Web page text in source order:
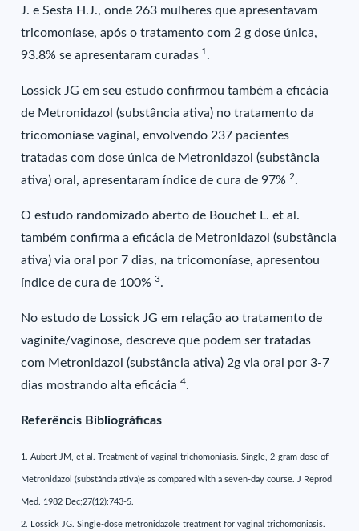
J. e Sesta H.J., onde 263 mulheres que apresentavam
tricomoníase, após o tratamento com 2 g dose única,
93.8% se apresentaram curadas 1 .
Lossick JG em seu estudo confirmou também a eficácia
de Metronidazol (substância ativa) no tratamento da
tricomoníase vaginal, envolvendo 237 pacientes
tratadas com dose única de Metronidazol (substância
ativa) oral, apresentaram índice de cura de 97%2.
O estudo randomizado aberto de Bouchet L. et al.
também confirma a eficácia de Metronidazol (substância
ativa) via oral por 7 dias, na tricomoníase, apresentou
índice de cura de 100%3.
No estudo de Lossick JG em relação ao tratamento de
vaginite/vaginose, descreve que podem ser tratadas
com Metronidazol (substância ativa) 2g via oral por 3-7
dias mostrando alta eficácia4.
Referêncis Bibliográficas
1. Aubert JM, et al. Treatment of vaginal trichomoniasis. Single, 2-gram dose of
Metronidazol (substância ativa)e as compared with a seven-day course. J Reprod
Med. 1982 Dec;27(12):743-5.
2. Lossick JG. Single-dose metronidazole treatment for vaginal trichomoniasis.